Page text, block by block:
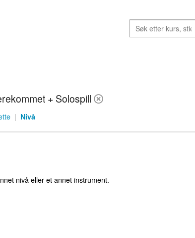
+ Solospill
| Nivå
nivå eller et annet instrument.